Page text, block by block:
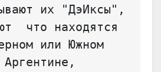
их "ДэИксы",
что находятся
или Южном